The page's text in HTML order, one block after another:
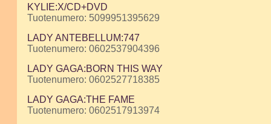
KYLIE:X/CD+DVD
Tuotenumero: 5099951395629
LADY ANTEBELLUM:747
Tuotenumero: 0602537904396
LADY GAGA:BORN THIS WAY
Tuotenumero: 0602527718385
LADY GAGA:THE FAME
Tuotenumero: 0602517913974